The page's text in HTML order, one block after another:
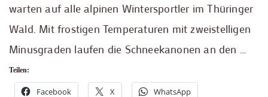
warten auf alle alpinen Wintersportler im Thüringer
Wald. Mit frostigen Temperaturen mit zweistelligen
Minusgraden laufen die Schneekanonen an den …
Teilen:
Facebook X WhatsApp